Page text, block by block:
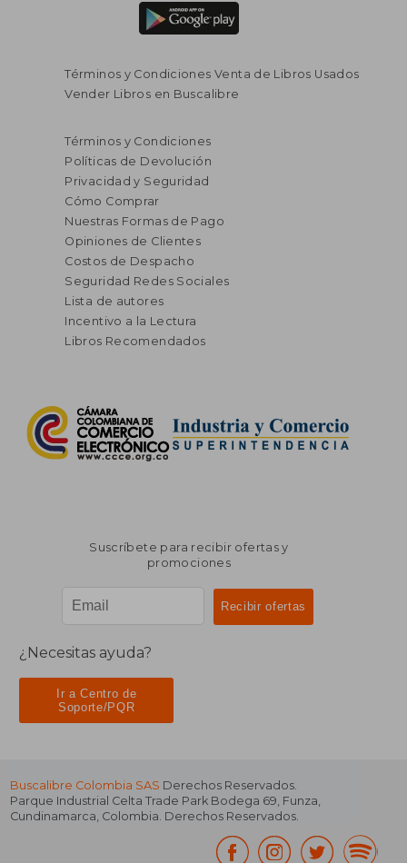
Términos y Condiciones Venta de Libros Usados
Vender Libros en Buscalibre
Términos y Condiciones
Políticas de Devolución
Privacidad y Seguridad
Cómo Comprar
Nuestras Formas de Pago
Opiniones de Clientes
Costos de Despacho
Seguridad Redes Sociales
Lista de autores
Incentivo a la Lectura
Libros Recomendados
Suscríbete para recibir ofertas y
promociones
¿Necesitas ayuda?
Ir a Centro de
Soporte/PQR
Buscalibre Colombia SAS Derechos Reservados.
Parque Industrial Celta Trade Park Bodega 69, Funza,
Cundinamarca, Colombia. Derechos Reservados.